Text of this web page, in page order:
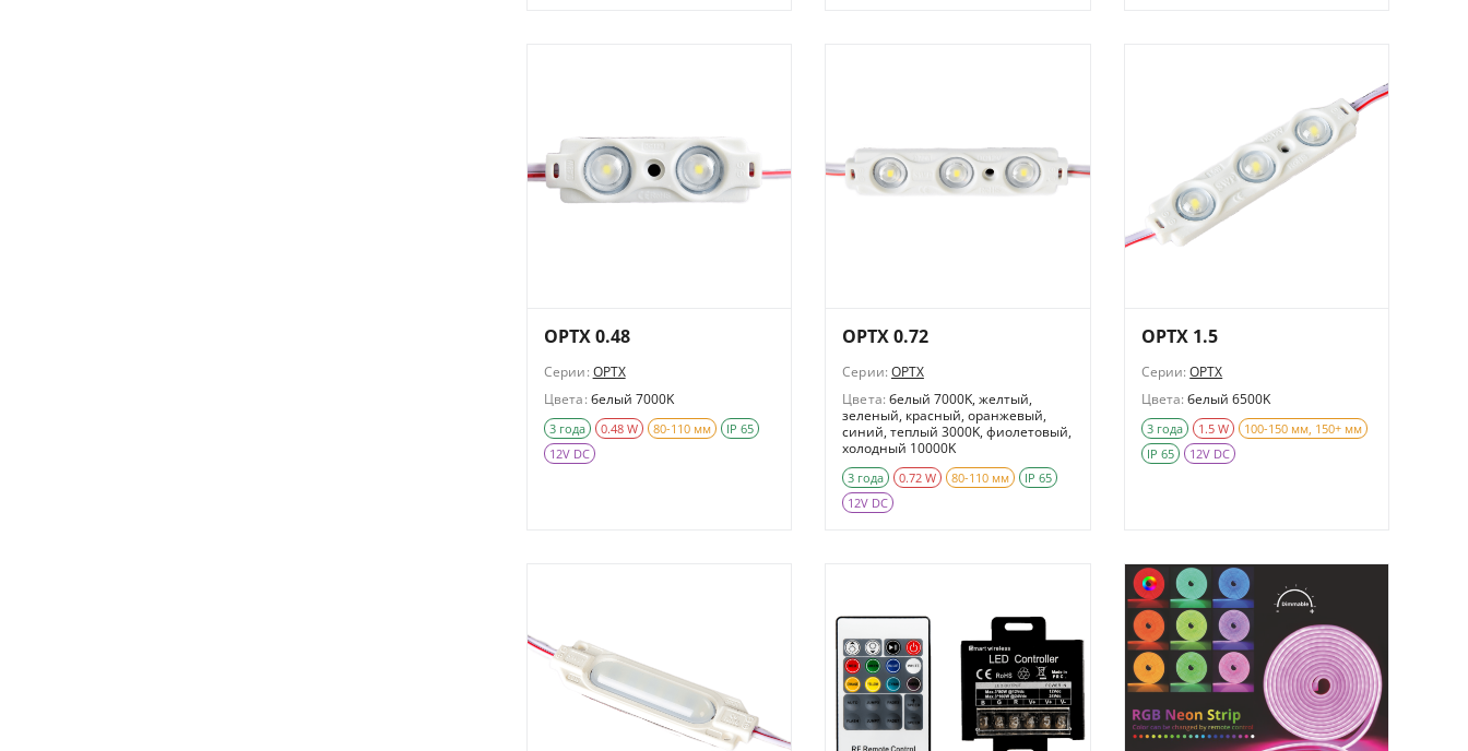
OPTX 0.48
Серии: OPTX
Цвета: белый 7000K
3 года 0.48 W 80-110 мм
IP 65
12V DC
OPTX 0.72
Серии: OPTX
Цвета: белый 7000K, желтый,
зеленый, красный, оранжевый,
синий, теплый 3000K, фиолетовый,
холодный 10000K
3 года 0.72 W 80-110 мм
IP 65
12V DC
OPTX 1.5
Серии: OPTX
Цвета: белый 6500K
3 года 1.5 W
100-150 мм, 150+ мм
IP 65
12V DC